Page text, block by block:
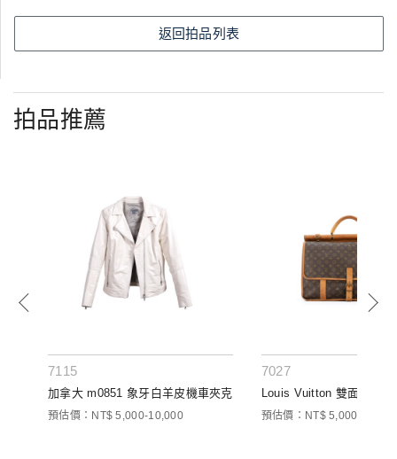
返回拍品列表
拍品推薦
7115
加拿大 m0851 象牙白羊皮機車夾克
預估價：NT$ 5,000-10,000
7027
Louis Vuitton 雙面開扣旅
預估價：NT$ 5,000-10,000